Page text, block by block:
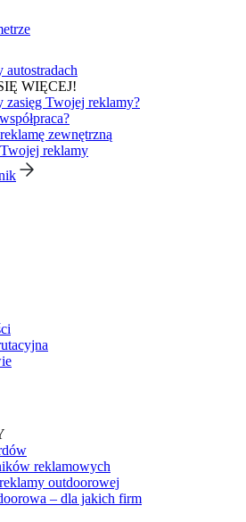
autostradach
WIĘCEJ!
zasięg Twojej reklamy?
zewnętrzną
reklamy
reklamowych
outdoorowej
– dla jakich firm